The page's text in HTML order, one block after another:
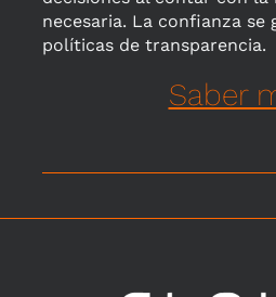
necesaria. La confianza se
políticas de transparencia.
Saber